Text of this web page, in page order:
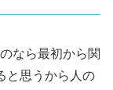
なら最初から関
と思うから人の